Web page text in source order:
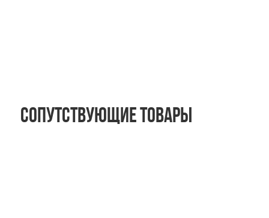
Сопутствующие товары